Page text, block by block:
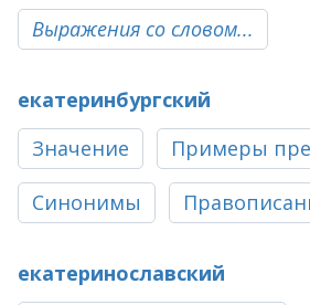
Выражения со словом...
екатеринбургский
Значение
Примеры
Синонимы
екатеринославский